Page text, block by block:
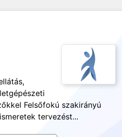
Felsőfokú szakirányú
tervezést...